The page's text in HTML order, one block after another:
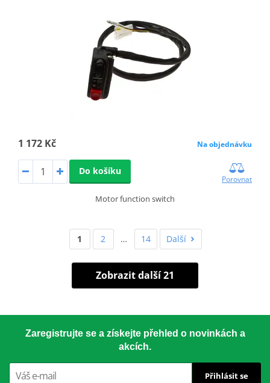
1 172 Kč Na objednávku
Do košíku
Porovnat
Motor function switch
1 2 … 14 Další
Zobrazit další 21
Zaregistrujte se a získejte přehled o novinkách a
akcích.
Přihlásit se